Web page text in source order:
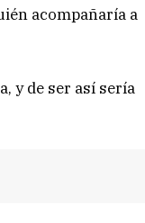
acompañaría a
y de ser así sería